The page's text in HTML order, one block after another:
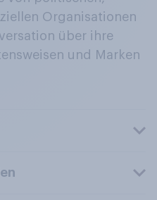
Organisationen
über ihre
und Marken